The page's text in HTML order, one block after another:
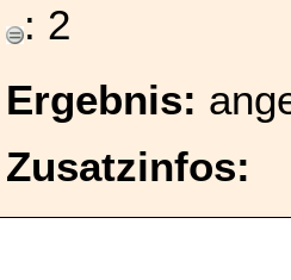
: 2
Ergebnis:
Zusatzinfos: